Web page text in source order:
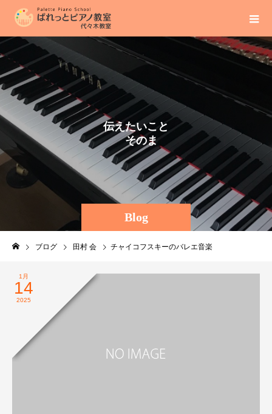
Blog
伝えたいこ と
そのままに 。
ブログ 田村 会 チャイコフスキーのバレエ音楽
1月
14
2025